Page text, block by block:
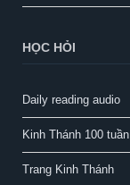
HỌC HỎI
Daily reading audio
Kinh Thánh 100 tuần
Trang Kinh Thánh